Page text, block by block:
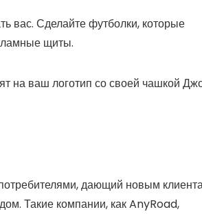
вас. Сделайте футболки, которые
щиты.
на ваш логотип со своей чашкой
дающий новым
Такие компании, как AnyRoad,